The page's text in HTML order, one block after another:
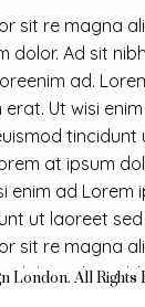
sit re magna
dolor. Ad sit
ad.
Ut wisi
at ipsum
enim ad Lorem
ut laoreet
sit re magna
dolor. Ad sit
London. All Rights